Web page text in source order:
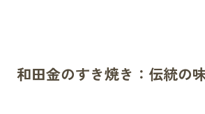
和田金のすき焼き：伝統の